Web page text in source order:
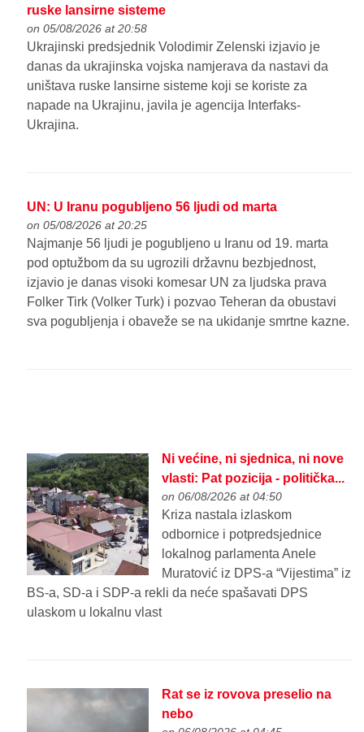
ruske lansirne sisteme
on 05/08/2026 at 20:58
Ukrajinski predsjednik Volodimir Zelenski izjavio je
danas da ukrajinska vojska namjerava da nastavi da
uništava ruske lansirne sisteme koji se koriste za
napade na Ukrajinu, javila je agencija Interfaks-
Ukrajina.
UN: U Iranu pogubljeno 56 ljudi od marta
on 05/08/2026 at 20:25
Najmanje 56 ljudi je pogubljeno u Iranu od 19. marta
pod optužbom da su ugrozili državnu bezbjednost,
izjavio je danas visoki komesar UN za ljudska prava
Folker Tirk (Volker Turk) i pozvao Teheran da obustavi
sva pogubljenja i obaveže se na ukidanje smrtne kazne.
Ni većine, ni sjednica, ni nove
vlasti: Pat pozicija - politička...
on 06/08/2026 at 04:50
Kriza nastala izlaskom
odbornice i potpredsjednice
lokalnog parlamenta Anele
Muratović iz DPS-a “Vijestima” iz
BS-a, SD-a i SDP-a rekli da neće spašavati DPS
ulaskom u lokalnu vlast
Rat se iz rovova preselio na
nebo